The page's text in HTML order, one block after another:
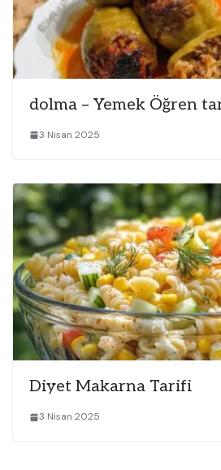
dolma – Yemek Öğren
3 Nisan 2025
Diyet Makarna Tarifi
3 Nisan 2025